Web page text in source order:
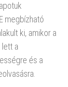
megbízható
ki, amikor a
a
és a